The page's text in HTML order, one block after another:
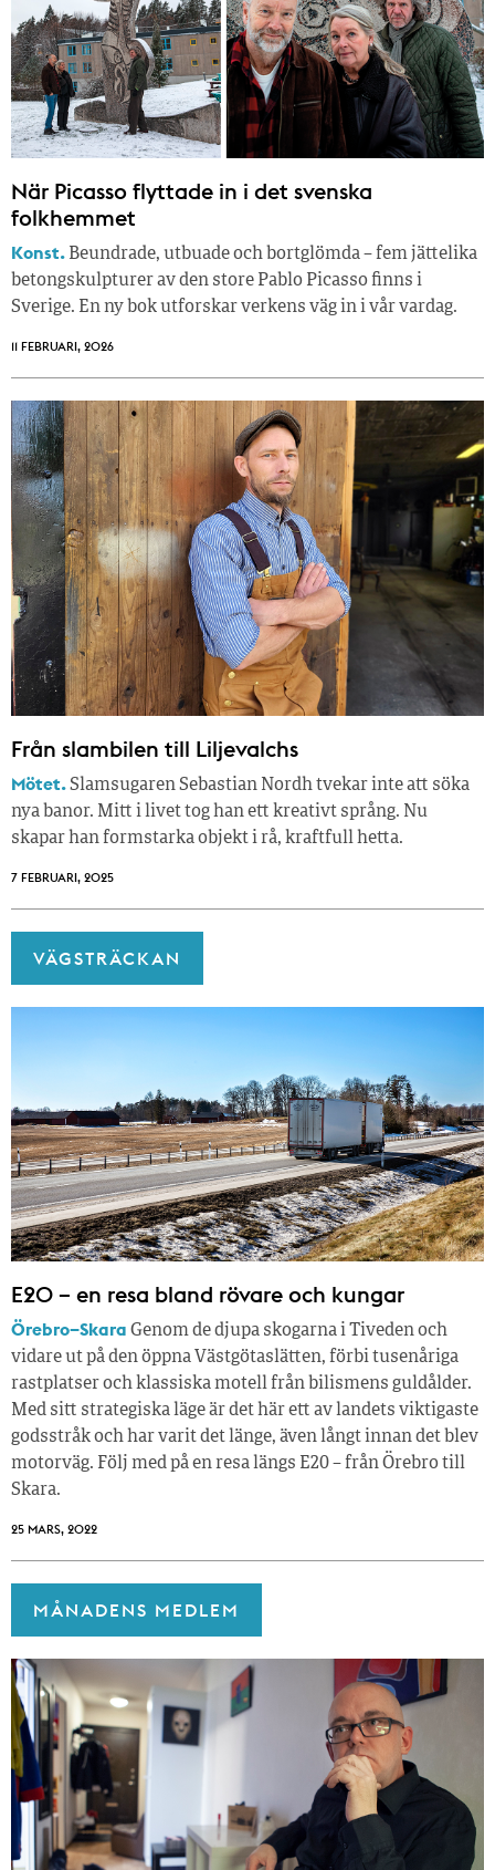
När Picasso flyttade in i det svenska
folkhemmet
Konst. Beundrade, utbuade och bortglömda – fem jättelika
betongskulpturer av den store Pablo Picasso finns i
Sverige. En ny bok utforskar verkens väg in i vår vardag.
11 FEBRUARI, 2026
Från slambilen till Liljevalchs
Mötet.Slamsugaren Sebastian Nordh tvekar inte att söka
nya banor. Mitt i livet tog han ett kreativt språng. Nu
skapar han formstarka objekt i rå, kraftfull hetta.
7 FEBRUARI, 2025
VÄGSTRÄCKAN
E20 – en resa bland rövare och kungar
Örebro–Skara Genom de djupa skogarna i Tiveden och
vidare ut på den öppna Västgötaslätten, förbi tusenåriga
rastplatser och klassiska motell från bilismens guldålder.
Med sitt strategiska läge är det här ett av landets viktigaste
godsstråk och har varit det länge, även långt innan det blev
motorväg. Följ med på en resa längs E20 – från Örebro till
Skara.
25 MARS, 2022
MÅNADENS MEDLEM